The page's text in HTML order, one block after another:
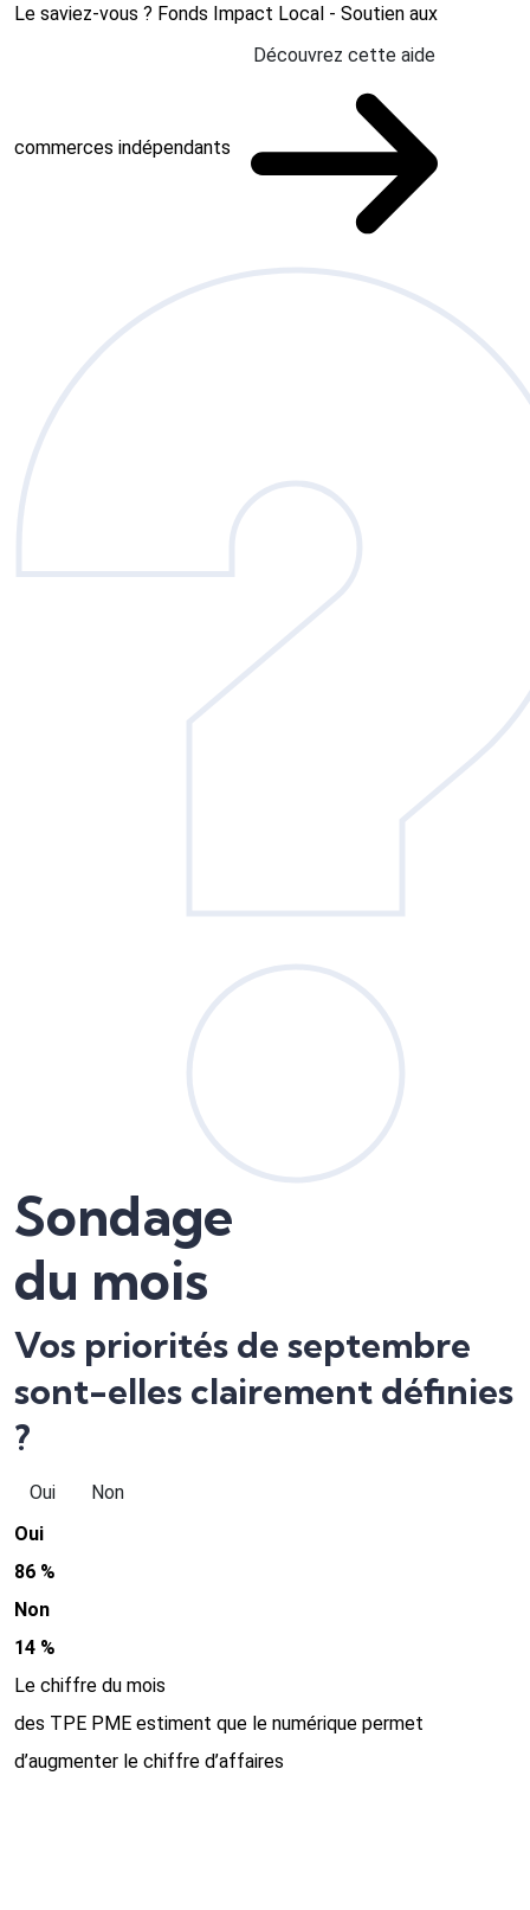
Le saviez-vous ? Fonds Impact Local - Soutien aux
commerces indépendants
Découvrez cette aide
Sondage
du mois
Vos priorités de septembre
sont-elles clairement définies
?
Oui
Non
Oui
86 %
Non
14 %
Le chiffre du mois
des TPE PME estiment que le numérique permet
d’augmenter le chiffre d’affaires